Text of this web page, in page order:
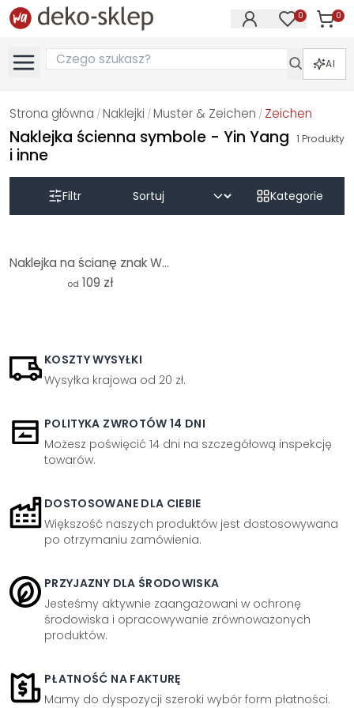
0 0
AI
Strona główna / Naklejki / Muster & Zeichen / Zeichen
Naklejka ścienna symbole - Yin Yang
i inne
1 Produkty
Filtr Kategorie
Naklejka na ścianę znak Wenus z kwiatami - okrągła
od 109 zł
KOSZTY WYSYŁKI
Wysyłka krajowa od 20 zł.
POLITYKA ZWROTÓW 14 DNI
Możesz poświęcić 14 dni na szczegółową inspekcję
towarów.
DOSTOSOWANE DLA CIEBIE
Większość naszych produktów jest dostosowywana
po otrzymaniu zamówienia.
PRZYJAZNY DLA ŚRODOWISKA
Jesteśmy aktywnie zaangażowani w ochronę
środowiska i opracowywanie zrównoważonych
produktów.
PŁATNOŚĆ NA FAKTURĘ
Mamy do dyspozycji szeroki wybór form płatności.